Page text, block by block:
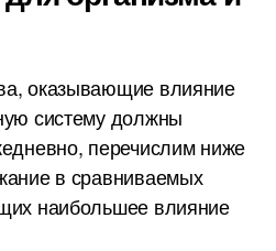
оказывающие влияние
систему должны
перечислим ниже
в сравниваемых
наибольшее влияние